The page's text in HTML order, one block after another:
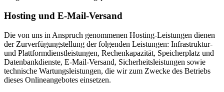
Hosting und E-Mail-Versand
Die von uns in Anspruch genommenen Hosting-Leistungen dienen
der Zurverfügungstellung der folgenden Leistungen: Infrastruktur-
und Plattformdienstleistungen, Rechenkapazität, Speicherplatz und
Datenbankdienste, E-Mail-Versand, Sicherheitsleistungen sowie
technische Wartungsleistungen, die wir zum Zwecke des Betriebs
dieses Onlineangebotes einsetzen.